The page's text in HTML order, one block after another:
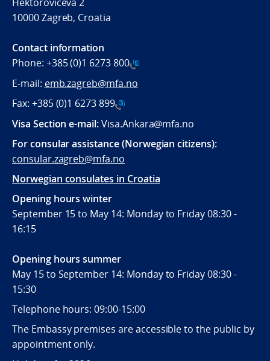
10000 Zagreb, Croatia
Contact information
Phone: +385 (0)1 6273 800
E-mail: emb.zagreb@mfa.no
Fax: +385 (0)1 6273 899
Visa Section e-mail:Visa.Ankara@mfa.no
For consular assistance (Norwegian citizens):
consular.zagreb@mfa.no
Norwegian consulates in Croatia
Opening hours winter
September 15 to May 14: Monday to Friday 08:30 -
16:15
Opening hours summer
May 15 to September 14: Monday to Friday 08:30 -
15:30
Telephone hours: 09:00-15:00
The Embassy premises are accessible to the public by
appointment only.